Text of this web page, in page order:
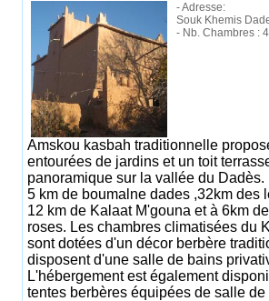
- Adresse:
Souk Khemis
- Nb. Chambres : 4
Amskou kasbah traditionnelle
entourées de jardins et un toit
panoramique sur la vallée du Dadès.
5 km de boumalne dades ,32km des
12 km de Kalaat M'gouna et à 6km
roses. Les chambres climatisées du
sont dotées d'un décor berbère
disposent d'une salle de bains
L'hébergement est également
tentes berbères équipées de salle de